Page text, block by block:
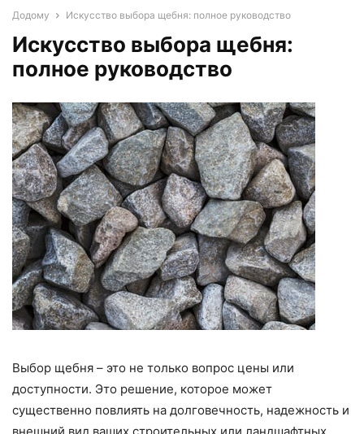
Додому Искусство выбора щебня: полное руководство
Искусство выбора щебня:
полное руководство
Выбор щебня – это не только вопрос цены или
доступности. Это решение, которое может
существенно повлиять на долговечность, надежность и